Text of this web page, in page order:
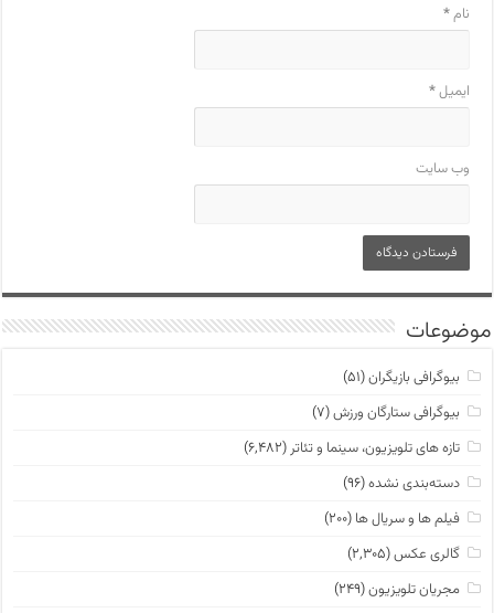
نام*
ایمیل*
وب‌ سایت
موضوعات
بیوگرافی بازیگران(۵۱)
بیوگرافی ستارگان ورزش(۷)
تازه های تلویزیون، سینما و تئاتر(۶,۴۸۲)
دسته‌بندی نشده(۹۶)
فیلم ها و سریال ها (۲۰۰)
گالری عکس(۲,۳۰۵)
مجریان تلویزیون(۲۴۹)